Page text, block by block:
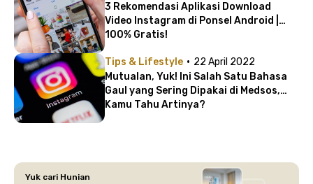
3 Rekomendasi Aplikasi Download
Video Instagram di Ponsel Android |
100% Gratis!
Tips & Lifestyle · 22 April 2022
Mutualan, Yuk! Ini Salah Satu Bahasa
Gaul yang Sering Dipakai di Medsos,
Kamu Tahu Artinya?
Yuk cari Hunian